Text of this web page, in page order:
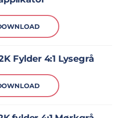
Fylder 4:1 Lysegrå